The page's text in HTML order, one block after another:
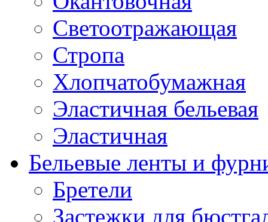
Светоотражающая
Стропа
Хлопчатобумажная
Эластичная бельевая
Эластичная
Бельевые ленты и
Бретели
Застежки для